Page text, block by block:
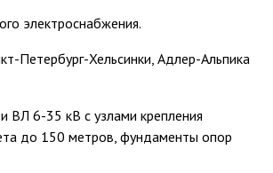
электроснабжения.
Петербург-Хельсинки, Адлер-Альпика
ВЛ 6-35 кВ с узлами крепления
до 150 метров, фундаменты опор